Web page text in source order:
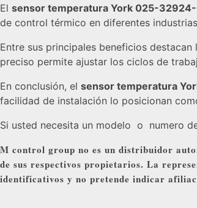
El sensor temperatura York 025-
de control térmico en diferentes
Entre sus principales beneficios
preciso permite ajustar los ciclos de
En conclusión, el sensor temperatura
facilidad de instalación lo posicionan
Si usted necesita un modelo o numero
M control group no es un distribuidor
de sus respectivos propietarios. La
identificativos y no pretende indicar